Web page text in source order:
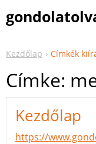
Kezdőlap Címkék
Címke:
Kezdőlap
https://